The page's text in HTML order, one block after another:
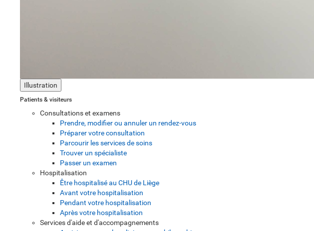
Illustration
Patients & visiteurs
Consultations et examens
Prendre, modifier ou annuler un rendez-vous
Préparer votre consultation
Parcourir les services de soins
Trouver un spécialiste
Passer un examen
Hospitalisation
Être hospitalisé au CHU de Liège
Avant votre hospitalisation
Pendant votre hospitalisation
Après votre hospitalisation
Services d'aide et d'accompagnements